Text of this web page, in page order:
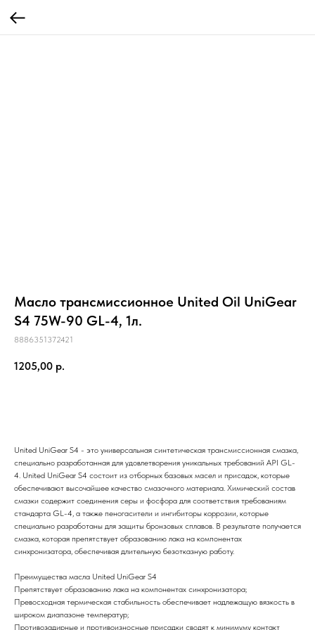
Масло трансмиссионное United Oil UniGear
S4 75W-90 GL-4, 1л.
8886351372421
1205,00 р.
United UniGear S4 - это универсальная синтетическая трансмиссионная смазка,
специально разработанная для удовлетворения уникальных требований API GL-
4. United UniGear S4 состоит из отборных базовых масел и присадок, которые
обеспечивают высочайшее качество смазочного материала. Химический состав
смазки содержит соединения серы и фосфора для соответствия требованиям
стандарта GL-4, а также пеногасители и ингибиторы коррозии, которые
специально разработаны для защиты бронзовых сплавов. В результате получается
смазка, которая препятствует образованию лака на компонентах
синхронизатора, обеспечивая длительную безотказную работу.
Преимущества масла United UniGear S4
Препятствует образованию лака на компонентах синхронизатора;
Превосходная термическая стабильность обеспечивает надлежащую вязкость в
широком диапазоне температур;
Противозадирные и противоизносные присадки сводят к минимуму контакт